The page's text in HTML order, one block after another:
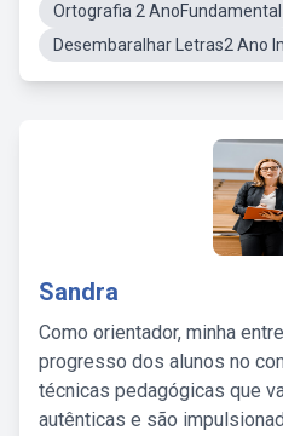
Ortografia 2 AnoFundamental
Desembaralhar Letras2 Ano
Sandra
Como orientador, minha
progresso dos alunos no
técnicas pedagógicas que
autênticas e são